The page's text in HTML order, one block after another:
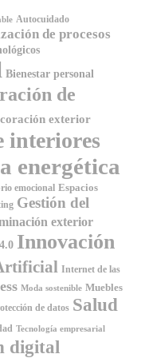
Autocuidado
de procesos
Bienestar personal
de
exterior
interiores
energética
emocional Espacios
Gestión del
exterior
Innovación
Internet de las
Moda sostenible Muebles
de datos Salud
Tecnología empresarial
digital